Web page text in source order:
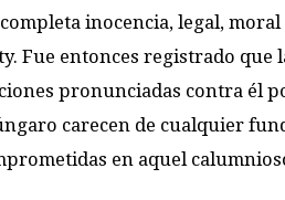
inocencia, legal,
Fue entonces registrado que
pronunciadas contra él
carecen de cualquier
en aquel